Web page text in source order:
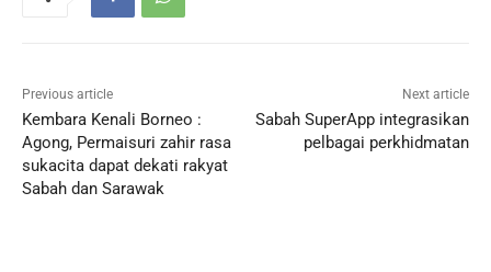
Previous article
Kembara Kenali Borneo :
Agong, Permaisuri zahir rasa
sukacita dapat dekati rakyat
Sabah dan Sarawak
Next article
Sabah SuperApp integrasikan
pelbagai perkhidmatan